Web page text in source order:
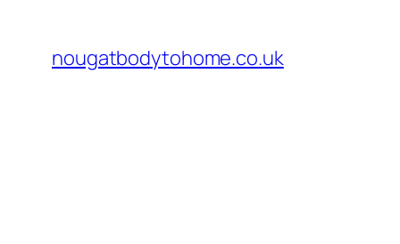
content
nougatbodytohome.co.uk